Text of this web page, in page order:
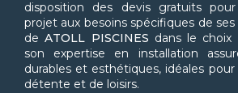
disposition des devis gratuits
projet aux besoins spécifiques de
deATOLL PISCINES dans le
son expertise en installation
durables et esthétiques, idéales
détente et de loisirs.